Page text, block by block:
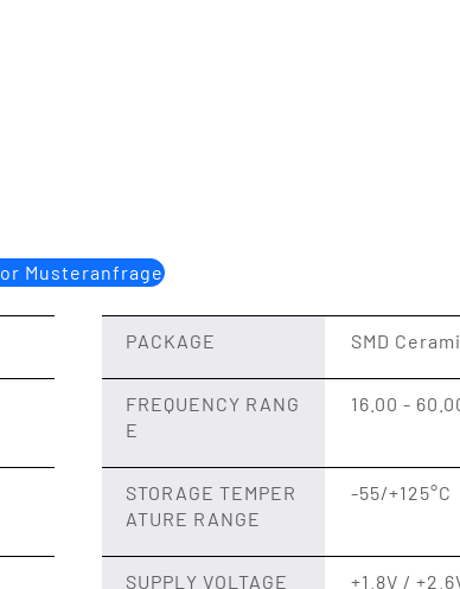
Musteranfrage
PACKAGE SMD
FREQUENCY RANG
E
16.00 -
STORAGE TEMPER
ATURE RANGE
-55/+125°C
SUPPLY VOLTAGE
+1.8V /